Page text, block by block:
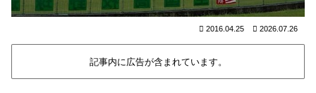
2016.04.25 2026.07.26
記事内に広告が含まれています。